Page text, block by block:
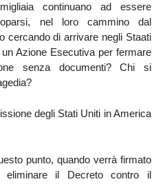
continuano ad essere
nel loro cammino dal
cercando di arrivare negli Staati
Azione Esecutiva per fermare
senza documenti? Chi si
degli Stati Uniti in America
punto, quando verrà firmato
eliminare il Decreto contro il